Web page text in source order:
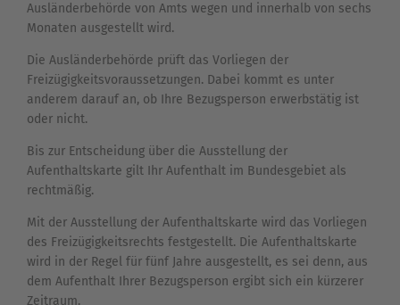
Ausländerbehörde von Amts wegen und innerhalb von sechs
Monaten ausgestellt wird.
Die Ausländerbehörde prüft das Vorliegen der
Freizügigkeitsvoraussetzungen. Dabei kommt es unter
anderem darauf an, ob Ihre Bezugsperson erwerbstätig ist
oder nicht.
Bis zur Entscheidung über die Ausstellung der
Aufenthaltskarte gilt Ihr Aufenthalt im Bundesgebiet als
rechtmäßig.
Mit der Ausstellung der Aufenthaltskarte wird das Vorliegen
des Freizügigkeitsrechts festgestellt. Die Aufenthaltskarte
wird in der Regel für fünf Jahre ausgestellt, es sei denn, aus
dem Aufenthalt Ihrer Bezugsperson ergibt sich ein kürzerer
Zeitraum.